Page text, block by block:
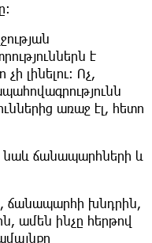
է
չի լինելու։ Ոչ,
առաջ էլ, հետո
նաև ճանապարհների և
ճանապարհի խնդրին,
ամեն ինչը հերթով